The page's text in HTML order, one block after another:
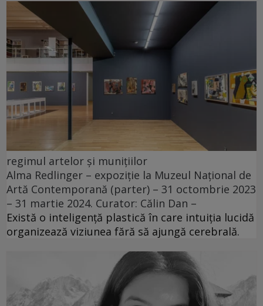
regimul artelor și munițiilor
Alma Redlinger – expoziție la Muzeul Național de
Artă Contemporană (parter) – 31 octombrie 2023
– 31 martie 2024. Curator: Călin Dan –
Există o inteligență plastică în care intuiția lucidă
organizează viziunea fără să ajungă cerebrală.